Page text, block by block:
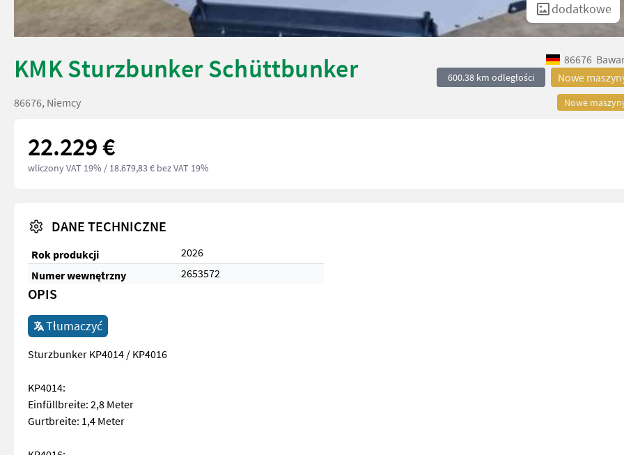
dodatkowe
KMK Sturzbunker Schüttbunker 86676
600.38 km odległości Nowe
Nowe
86676, Niemcy
22.229 €
wliczony VAT 19% / 18.679,83 € bez VAT 19%
DANE TECHNICZNE
Rok produkcji
2026
Numer wewnętrzny
2653572
OPIS
Tłumaczyć
Sturzbunker KP4014 / KP4016
KP4014:
Einfüllbreite: 2,8 Meter
Gurtbreite: 1,4 Meter